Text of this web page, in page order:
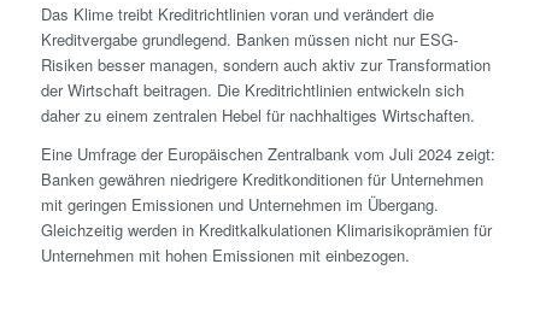
Das Klime treibt Kreditrichtlinien voran und verändert die
Kreditvergabe grundlegend. Banken müssen nicht nur ESG-
Risiken besser managen, sondern auch aktiv zur Transformation
der Wirtschaft beitragen. Die Kreditrichtlinien entwickeln sich
daher zu einem zentralen Hebel für nachhaltiges Wirtschaften.
Eine Umfrage der Europäischen Zentralbank vom Juli 2024 zeigt:
Banken gewähren niedrigere Kreditkonditionen für Unternehmen
mit geringen Emissionen und Unternehmen im Übergang.
Gleichzeitig werden in Kreditkalkulationen Klimarisikoprämien für
Unternehmen mit hohen Emissionen mit einbezogen.